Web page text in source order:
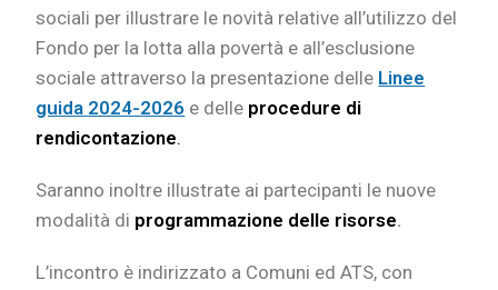
sociali per illustrare le novità relative all’utilizzo del
Fondo per la lotta alla povertà e all’esclusione
sociale attraverso la presentazione delle Linee
guida 2024-2026 e delle procedure di
rendicontazione.
Saranno inoltre illustrate ai partecipanti le nuove
modalità di programmazione delle risorse.
L’incontro è indirizzato a Comuni ed ATS, con